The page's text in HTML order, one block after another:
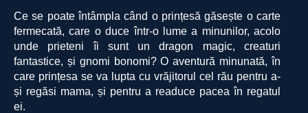
Ce se poate întâmpla când o prințesă găsește o carte
fermecată, care o duce într-o lume a minunilor, acolo
unde prieteni îi sunt un dragon magic, creaturi
fantastice, și gnomi bonomi? O aventură minunată, în
care prințesa se va lupta cu vrăjitorul cel rău pentru a-
și regăsi mama, și pentru a readuce pacea în regatul
ei.